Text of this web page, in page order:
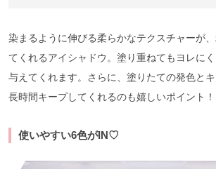
染まるように伸びる柔らかなテクスチャーが
てくれるアイシャドウ。塗り重ねてもヨレに
与えてくれます。さらに、塗りたての発色と
長時間キープしてくれるのも嬉しいポイント！
使いやすい6色がIN♡